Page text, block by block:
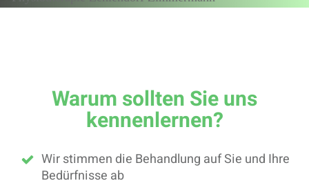
Warum sollten Sie uns
kennenlernen?
Wir stimmen die Behandlung auf Sie und Ihre
Bedürfnisse ab